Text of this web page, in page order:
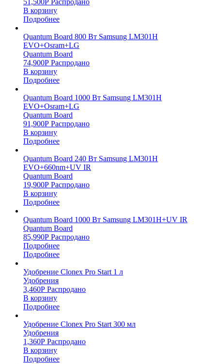
51,500Р Распродано
В корзину
Подробнее
Quantum Board 800 Вт Samsung LM301H
EVO+Osram+LG
Quantum Board
74,900Р Распродано
В корзину
Подробнее
Quantum Board 1000 Вт Samsung LM301H
EVO+Osram+LG
Quantum Board
91,900Р Распродано
В корзину
Подробнее
Quantum Board 240 Вт Samsung LM301H
EVO+660nm+UV IR
Quantum Board
19,900Р Распродано
В корзину
Подробнее
Quantum Board 1000 Вт Samsung LM301H+UV IR
Quantum Board
85,990Р Распродано
Подробнее
Подробнее
Удобрение Clonex Pro Start 1 л
Удобрения
3,460Р Распродано
В корзину
Подробнее
Удобрение Clonex Pro Start 300 мл
Удобрения
1,360Р Распродано
В корзину
Подробнее